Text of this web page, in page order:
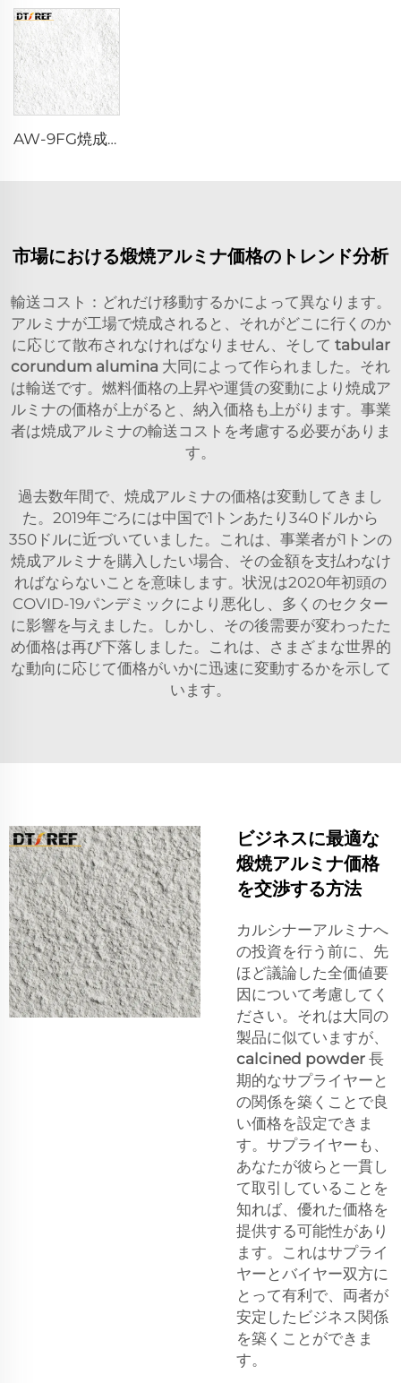
AW-9FG焼成α-Al₂O₃粉末
市場における煅焼アルミナ価格のトレンド分析
輸送コスト：どれだけ移動するかによって異なります。
アルミナが工場で焼成されると、それがどこに行くのか
に応じて散布されなければなりません、そして tabular
corundum alumina 大同によって作られました。それ
は輸送です。燃料価格の上昇や運賃の変動により焼成ア
ルミナの価格が上がると、納入価格も上がります。事業
者は焼成アルミナの輸送コストを考慮する必要がありま
す。
過去数年間で、焼成アルミナの価格は変動してきまし
た。2019年ごろには中国で1トンあたり340ドルから
350ドルに近づいていました。これは、事業者が1トンの
焼成アルミナを購入したい場合、その金額を支払わなけ
ればならないことを意味します。状況は2020年初頭の
COVID-19パンデミックにより悪化し、多くのセクター
に影響を与えました。しかし、その後需要が変わったた
め価格は再び下落しました。これは、さまざまな世界的
な動向に応じて価格がいかに迅速に変動するかを示して
います。
ビジネスに最適な
煅焼アルミナ価格
を交渉する方法
カルシナーアルミナへ
の投資を行う前に、先
ほど議論した全価値要
因について考慮してく
ださい。それは大同の
製品に似ていますが、
calcined powder 長
期的なサプライヤーと
の関係を築くことで良
い価格を設定できま
す。サプライヤーも、
あなたが彼らと一貫し
て取引していることを
知れば、優れた価格を
提供する可能性があり
ます。これはサプライ
ヤーとバイヤー双方に
とって有利で、両者が
安定したビジネス関係
を築くことができま
す。